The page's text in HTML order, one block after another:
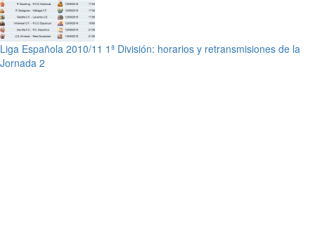
Liga Española 2010/11 1ª División: horarios y retransmisiones de la
Jornada 2